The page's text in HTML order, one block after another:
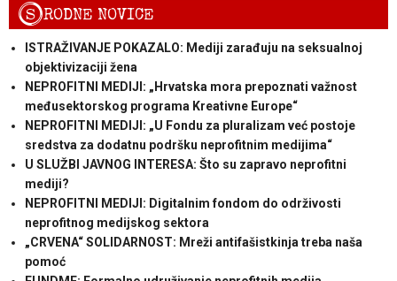
SRODNE NOVICE
ISTRAŽIVANJE POKAZALO: Mediji zarađuju na seksualnoj
objektivizaciji žena
NEPROFITNI MEDIJI: „Hrvatska mora prepoznati važnost
međusektorskog programa Kreativne Europe“
NEPROFITNI MEDIJI: „U Fondu za pluralizam već postoje
sredstva za dodatnu podršku neprofitnim medijima“
U SLUŽBI JAVNOG INTERESA: Što su zapravo neprofitni
mediji?
NEPROFITNI MEDIJI: Digitalnim fondom do održivosti
neprofitnog medijskog sektora
„CRVENA“ SOLIDARNOST: Mreži antifašistkinja treba naša
pomoć